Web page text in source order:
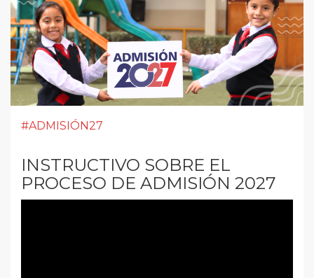
#ADMISIÓN27
INSTRUCTIVO SOBRE EL
PROCESO DE ADMISIÓN 2027